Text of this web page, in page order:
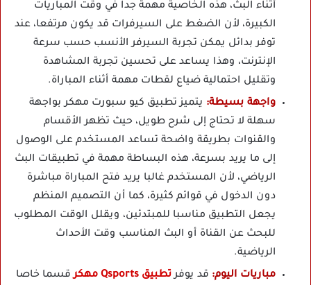
أثناء البث، هذه الخاصية مهمة جدا في وقت المباريات
الكبيرة، لأن الضغط على السيرفرات قد يكون مرتفعا، عند
توفر بدائل يمكن تجربة السيرفر الأنسب حسب سرعة
الإنترنت، وهذا يساعد على تحسين تجربة المشاهدة
وتقليل احتمالية ضياع لقطات مهمة أثناء المباراة.
واجهة بسيطة: يتميز تطبيق كيو سبورت مهكر بواجهة
سهلة لا تحتاج إلى شرح طويل، حيث تظهر الأقسام
والقنوات بطريقة واضحة تساعد المستخدم على الوصول
إلى ما يريد بسرعة، هذه البساطة مهمة في تطبيقات البث
الرياضي، لأن المستخدم غالبا يريد فتح المباراة مباشرة
دون الدخول في قوائم كثيرة، كما أن التصميم المنظم
يجعل التطبيق مناسبا للمبتدئين، ويقلل الوقت المطلوب
للبحث عن القناة أو البث المناسب وقت الأحداث
الرياضية.
مباريات اليوم: قد يوفرتطبيق Qsports مهكر
قسما خاصا